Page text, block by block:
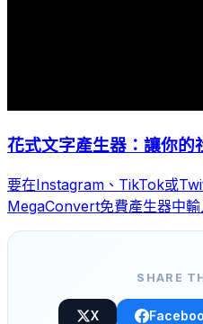
花式文字產生器：讓你的
要在Instagram、TikTok或
MegaConvert免費產生器中
即可。
SHARE
X